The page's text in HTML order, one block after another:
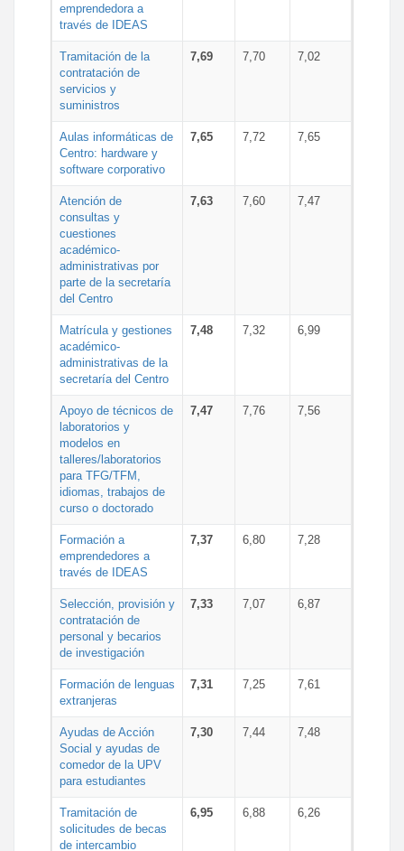
emprendedora a
través de IDEAS
Tramitación de la
contratación de
servicios y
suministros
7,69 7,70 7,02
Aulas informáticas de
Centro: hardware y
software corporativo
7,65 7,72 7,65
Atención de
consultas y
cuestiones
académico-
administrativas por
parte de la secretaría
del Centro
7,63 7,60 7,47
Matrícula y gestiones
académico-
administrativas de la
secretaría del Centro
7,48 7,32 6,99
Apoyo de técnicos de
laboratorios y
modelos en
talleres/laboratorios
para TFG/TFM,
idiomas, trabajos de
curso o doctorado
7,47 7,76 7,56
Formación a
emprendedores a
través de IDEAS
7,37 6,80 7,28
Selección, provisión y
contratación de
personal y becarios
de investigación
7,33 7,07 6,87
Formación de lenguas
extranjeras
7,31 7,25 7,61
Ayudas de Acción
Social y ayudas de
comedor de la UPV
para estudiantes
7,30 7,44 7,48
Tramitación de
solicitudes de becas
de intercambio
6,95 6,88 6,26